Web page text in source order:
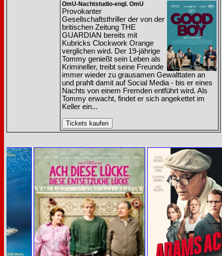
OmU-Nachtstudio-engl. OmU
Provokanter
Gesellschaftsthriller der von der
britischen Zeitung THE
GUARDIAN bereits mit
Kubricks Clockwork Orange
verglichen wird. Der 19-jährige
Tommy genießt sein Leben als
Krimineller, treibt seine Freunde
immer wieder zu grausamen Gewalttaten an
und prahlt damit auf Social Media - bis er eines
Nachts von einem Fremden entführt wird. Als
Tommy erwacht, findet er sich angekettet im
Keller ein...